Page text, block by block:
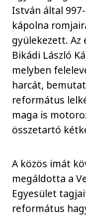
István által
kápolna
gyülekezett. Az
Bikádi László
melyben
harcát,
református
maga is
összetartó
A közös imát
megáldotta a
Egyesület
református